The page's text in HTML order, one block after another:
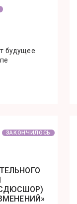
будущее
ЗАКОНЧИЛОСЬ